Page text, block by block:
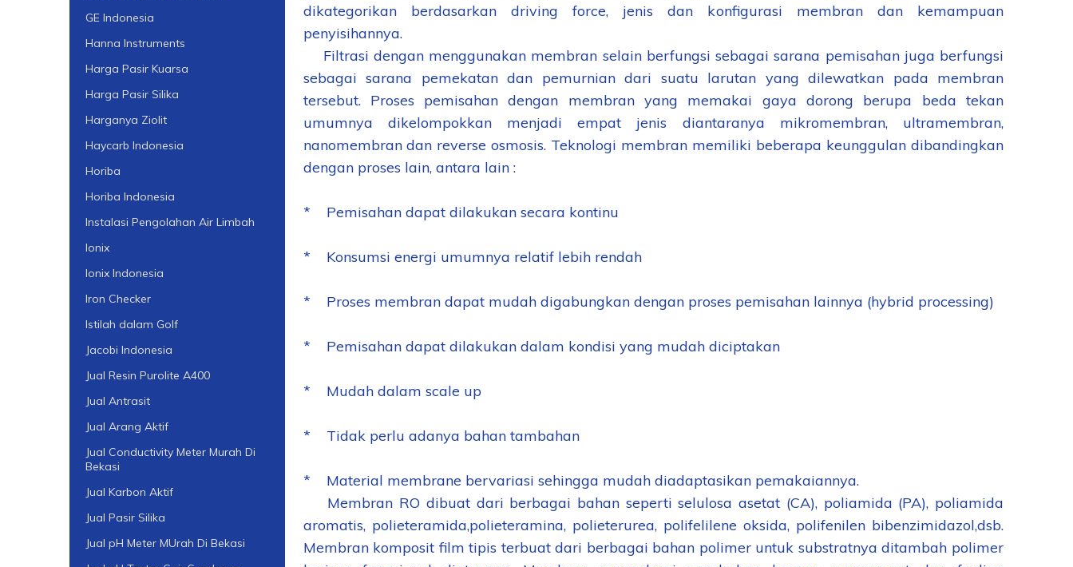
dikategorikan berdasarkan driving force, jenis dan konfigurasi membran dan kemampuan
penyisihannya.
Filtrasi dengan menggunakan membran selain berfungsi sebagai sarana pemisahan juga berfungsi
sebagai sarana pemekatan dan pemurnian dari suatu larutan yang dilewatkan pada membran
tersebut. Proses pemisahan dengan membran yang memakai gaya dorong berupa beda tekan
umumnya dikelompokkan menjadi empat jenis diantaranya mikromembran, ultramembran,
nanomembran dan reverse osmosis. Teknologi membran memiliki beberapa keunggulan dibandingkan
dengan proses lain, antara lain :
* Pemisahan dapat dilakukan secara kontinu
* Konsumsi energi umumnya relatif lebih rendah
* Proses membran dapat mudah digabungkan dengan proses pemisahan lainnya (hybrid processing)
* Pemisahan dapat dilakukan dalam kondisi yang mudah diciptakan
* Mudah dalam scale up
* Tidak perlu adanya bahan tambahan
* Material membrane bervariasi sehingga mudah diadaptasikan pemakaiannya.
Membran RO dibuat dari berbagai bahan seperti selulosa asetat (CA), poliamida (PA), poliamida
aromatis, polieteramida,polieteramina, polieterurea, polifelilene oksida, polifenilen bibenzimidazol,dsb.
Membran komposit film tipis terbuat dari berbagai bahan polimer untuk substratnya ditambah polimer
GE Indonesia
Hanna Instruments
Harga Pasir Kuarsa
Harga Pasir Silika
Harganya Ziolit
Haycarb Indonesia
Horiba
Horiba Indonesia
Instalasi Pengolahan Air Limbah
Ionix
Ionix Indonesia
Iron Checker
Istilah dalam Golf
Jacobi Indonesia
Jual Resin Purolite A400
Jual Antrasit
Jual Arang Aktif
Jual Conductivity Meter Murah Di
Bekasi
Jual Karbon Aktif
Jual Pasir Silika
Jual pH Meter MUrah Di Bekasi